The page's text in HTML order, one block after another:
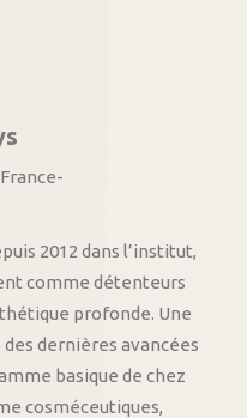
2012 dans l’institut,
comme détenteurs
profonde. Une
dernières avancées
basique de chez
cosméceutiques,